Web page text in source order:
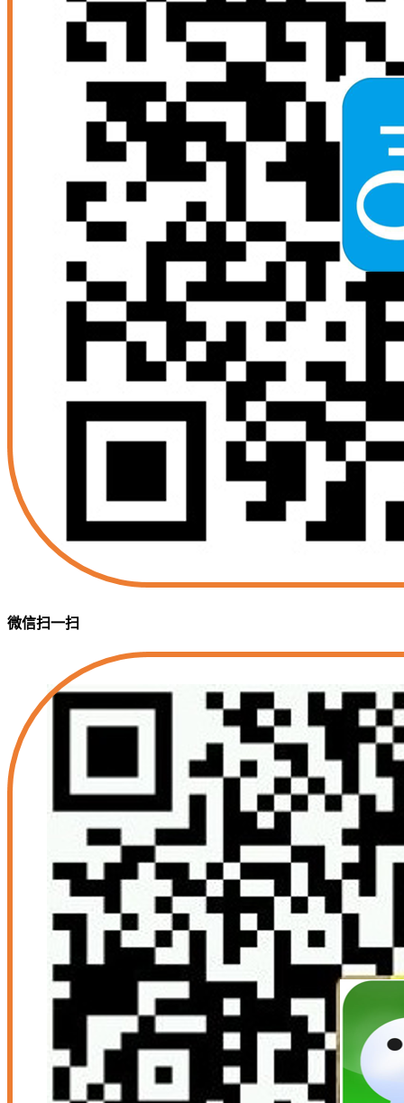
微信扫一扫